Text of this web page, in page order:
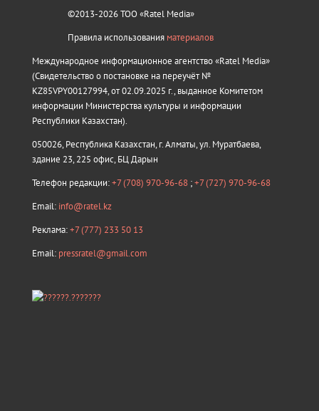
©2013-2026 ТОО «Ratel Media»
Правила использования материалов
Международное информационное агентство «Ratel Media»
(Свидетельство о постановке на переучёт №
KZ85VPY00127994, от 02.09.2025 г., выданное Комитетом
информации Министерства культуры и информации
Республики Казахстан).
050026, Республика Казахстан, г. Алматы, ул. Муратбаева,
здание 23, 225 офис, БЦ Дарын
Телефон редакции:+7 (708) 970-96-68 ;+7 (727) 970-96-68
Email: info@ratel.kz
Реклама:+7 (777) 233 50 13
Email: pressratel@gmail.com